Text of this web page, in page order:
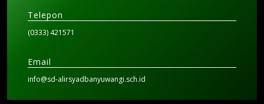
Telepon
(0333) 421571
Email
info@sd-alirsyadbanyuwangi.sch.id